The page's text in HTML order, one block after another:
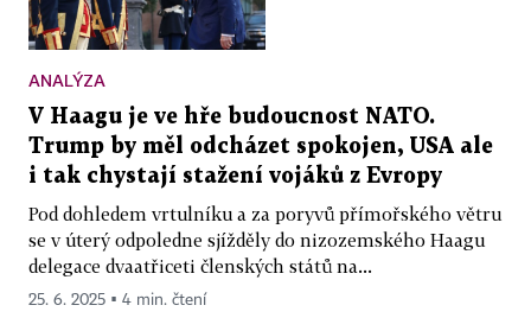
ANALÝZA
V Haagu je ve hře budoucnost NATO.
Trump by měl odcházet spokojen, USA ale
i tak chystají stažení vojáků z Evropy
Pod dohledem vrtulníku a za poryvů přímořského větru
se v úterý odpoledne sjížděly do nizozemského Haagu
delegace dvaatřiceti členských států na...
25. 6. 2025 ▪ 4 min. čtení